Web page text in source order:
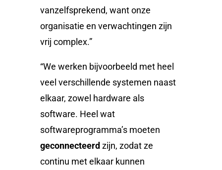
vanzelfsprekend, want onze
organisatie en verwachtingen zijn
vrij complex.”
“We werken bijvoorbeeld met heel
veel verschillende systemen naast
elkaar, zowel hardware als
software. Heel wat
softwareprogramma’s moeten
geconnecteerd zijn, zodat ze
continu met elkaar kunnen